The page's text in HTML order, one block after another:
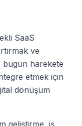
SaaS
ve
bugün harekete
etmek için
dönüşüm
geliştirme, iş